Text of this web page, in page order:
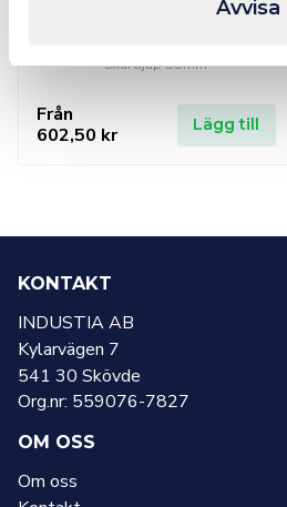
Avvisa
Skärdjup 55mm
Från
602,50 kr Lägg till
KONTAKT
INDUSTIA AB
Kylarvägen 7
541 30 Skövde
Org.nr: 559076-7827
OM OSS
Om oss